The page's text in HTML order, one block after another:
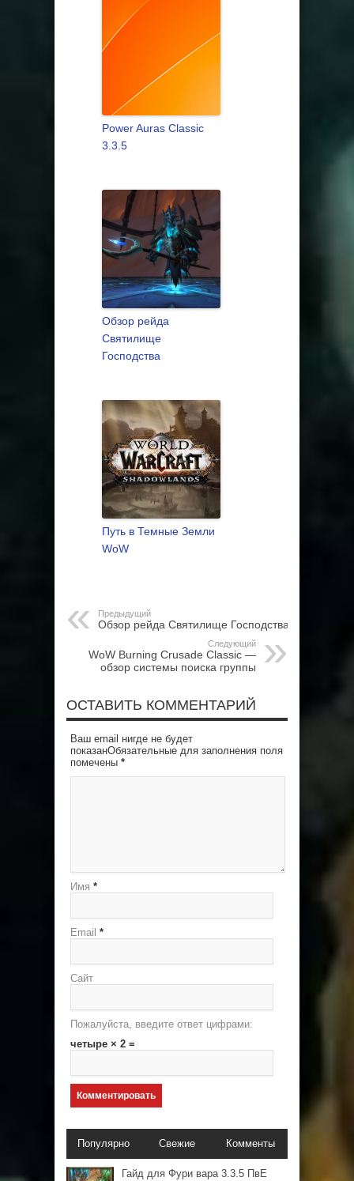
Power Auras Classic
3.3.5
Обзор рейда
Святилище
Господства
Путь в Темные Земли
WoW
Предыдущий
Обзор рейда Святилище Господства
Следующий
WoW Burning Crusade Classic —
обзор системы поиска группы
ОСТАВИТЬ КОММЕНТАРИЙ
Ваш email нигде не будет
показанОбязательные для заполнения поля
помечены *
Имя *
Email *
Сайт
Пожалуйста, введите ответ цифрами:
четыре × 2 =
Популярно Свежие Комменты
Гайд для Фури вара 3.3.5 ПвЕ